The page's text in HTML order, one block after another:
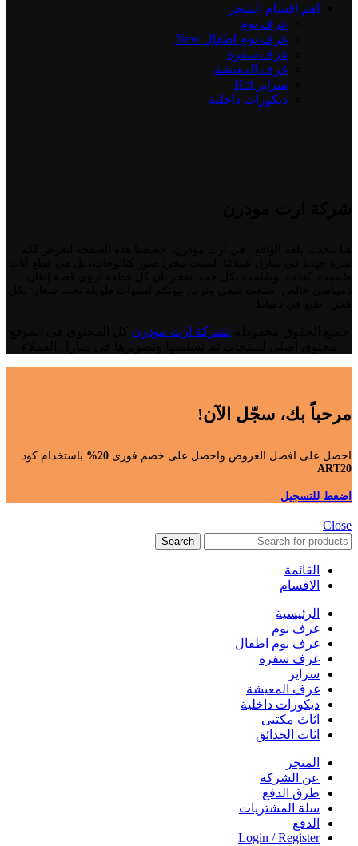
اهم اقسام المتجر
غرف نوم
غرف نوم اطفال New
غرف سفرة
غرف المعيشة
سراير Hot
ديكورات داخلية
لشركة ارت مودرن
مرحباً بك، سجّل الآن!
احصل على افضل العروض واحصل على خصم فورى 20%
باستخدام كود
ART20
اضغط للتسجيل
Close
Search
القائمة
الاقسام
الرئيسية
غرف نوم
غرف نوم اطفال
غرف سفرة
سراير
غرف المعيشة
ديكورات داخلية
اثاث مكتبى
اثاث الحدائق
المتجر
عن الشركة
طرق الدفع
سلة المشتريات
الدفع
Login / Register